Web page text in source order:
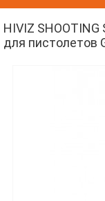
HIVIZ
для пистолетов